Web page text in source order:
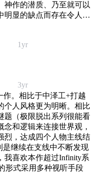
神作的潜质、乃至就可以
明显的缺点而存在令人不
精彩科幻色彩而鼓掌
1yr
3yr
作。相比于中泽工+打越
个人风格更为明晰。相比
题（极限脱出系列很能看
和逻辑来连接世界观，
烈，达成四个人物主线结
是继续在支线中不断发现
我喜欢本作超过Infinity系
形式采用多种视听手段